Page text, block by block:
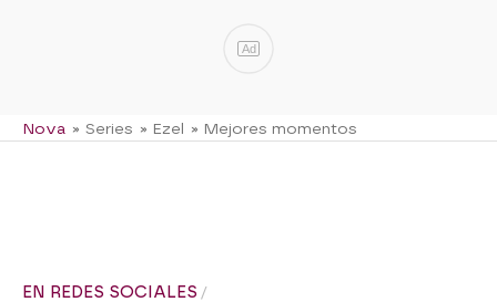
Ad
Nova » Series » Ezel » Mejores momentos